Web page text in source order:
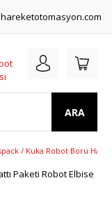
ARA
/ Kuka Robot Boru